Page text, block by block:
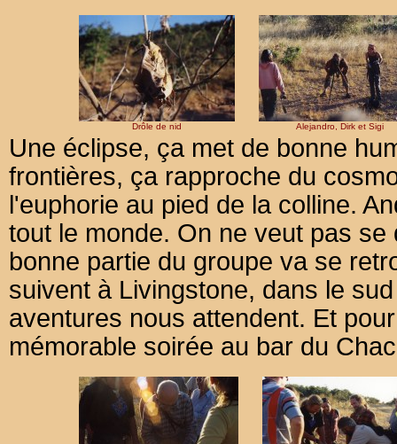
Drôle de nid Alejandro, Dirk et Sigi
Une éclipse, ça met de bonne
frontières, ça rapproche du
l'euphorie au pied de la colline.
tout le monde. On ne veut pas se
bonne partie du groupe va se
suivent à Livingstone, dans le
aventures nous attendent. Et
mémorable soirée au bar du